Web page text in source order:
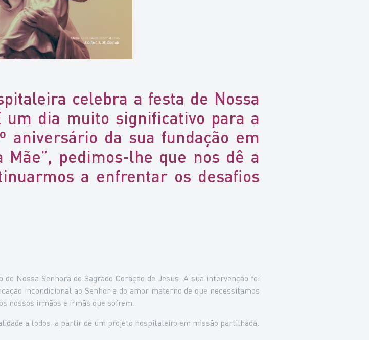
celebra a festa de Nossa
um dia muito significativo para a
aniversário da sua fundação em
Mãe”, pedimos-lhe que nos dê a
a enfrentar os desafios
Nossa Senhora do Sagrado Coração de Jesus. A sua intervenção foi
incondicional ao Senhor e do amor materno de que necessitamos
nossos irmãos e irmãs que sofrem.
a todos, a partir de um projeto hospitaleiro em missão partilhada.